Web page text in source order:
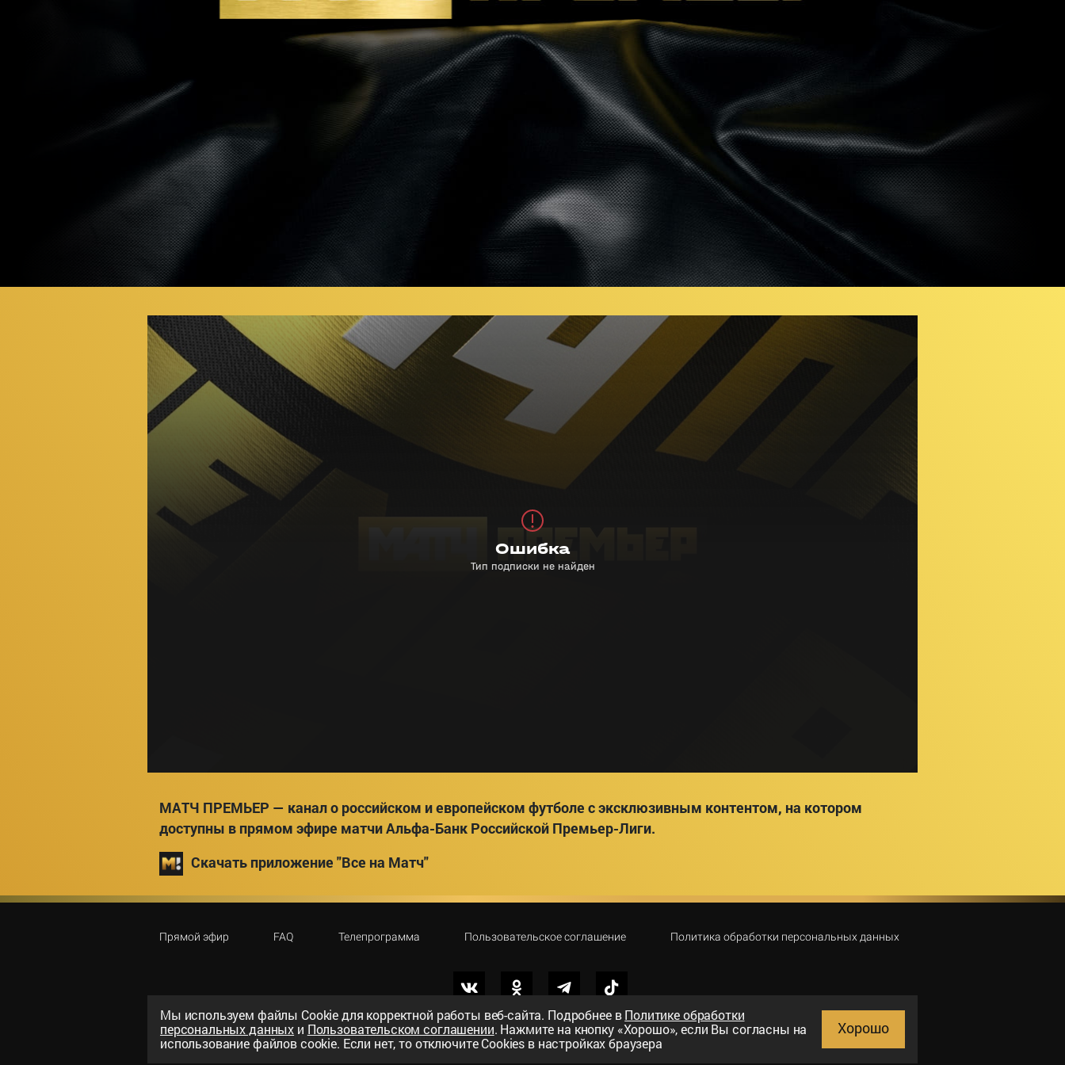
МАТЧ ПРЕМЬЕР — канал о российском и европейском футболе с эксклюзивным контентом, на котором
доступны в прямом эфире матчи Альфа-Банк Российской Премьер-Лиги.
Скачать приложение "Все на Матч"
Прямой эфир FAQ Телепрограмма Пользовательское соглашение Политика обработки персональных данных
©2026«ООО «Национальный спортивный телеканал» Поиск
Мы используем файлы Сookie для корректной работы веб-сайта. Подробнее вПолитике обработки
персональных данных и Пользовательском соглашении. Нажмите на кнопку «Хорошо», если Вы согласны на
использование файлов cookie. Если нет, то отключите Cookies в настройках браузера
Хорошо